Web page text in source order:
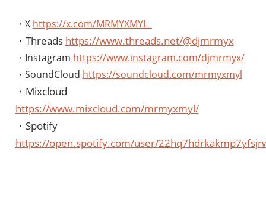
・X https://x.com/MRMYXMYL_
・Threads https://www.threads.net/@djmrmyx
・Instagram https://www.instagram.com/djmrmyx/
・SoundCloud https://soundcloud.com/mrmyxmyl
・Mixcloud
https://www.mixcloud.com/mrmyxmyl/
・Spotify
https://open.spotify.com/user/